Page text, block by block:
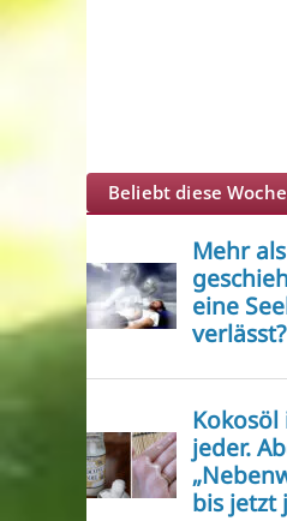
Beliebt diese Woche